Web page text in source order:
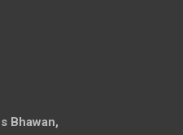
Bhawan,